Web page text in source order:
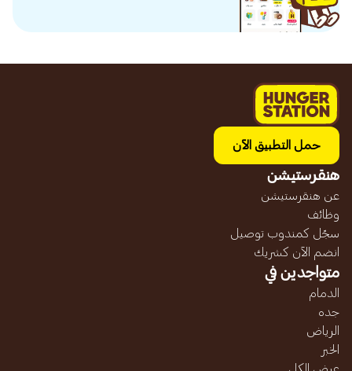
حمل التطبيق الآن
هنقرستيشن
عن هنقرستيشن
وظائف
سجّل كمندوب توصيل
انضم الآن كشريك
متواجدين في
الدمام
جده
الرياض
الخبر